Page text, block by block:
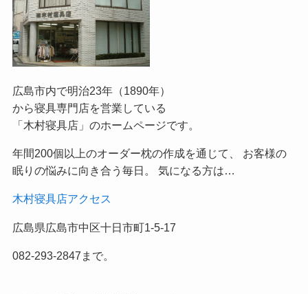
広島市内で明治23年（1890年）
から寝具専門店を営業している
「木村寝具店」のホームページです。
年間200個以上のオーダー枕の作成を通じて、 お客様の
眠りの悩みに向き合う毎日。 気になる方は…
木村寝具店アクセス
広島県広島市中区十日市町1-5-17
082-293-2847まで。